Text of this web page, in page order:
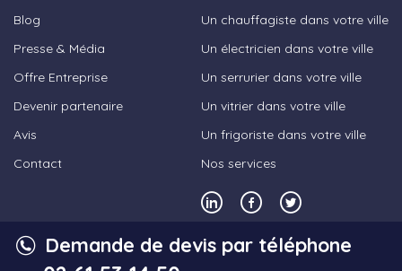
Blog
Presse & Média
Offre Entreprise
Devenir partenaire
Avis
Contact
Un chauffagiste dans votre ville
Un électricien dans votre ville
Un serrurier dans votre ville
Un vitrier dans votre ville
Un frigoriste dans votre ville
Nos services
© 2023, Les Bons Artisans
Demande de devis par téléphone